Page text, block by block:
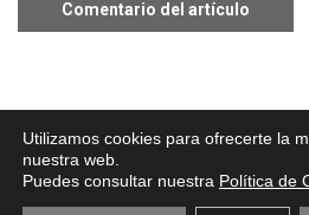
Aviso legal·Política de
Utilizamos cookies para ofrecerte la
nuestra web.
Puedes consultar nuestra Política de